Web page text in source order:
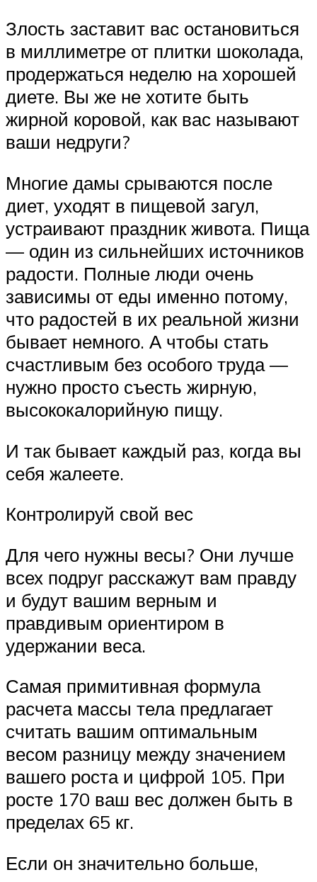
Злость заставит вас остановиться
в миллиметре от плитки шоколада,
продержаться неделю на хорошей
диете. Вы же не хотите быть
жирной коровой, как вас называют
ваши недруги?
Многие дамы срываются после
диет, уходят в пищевой загул,
устраивают праздник живота. Пища
— один из сильнейших источников
радости. Полные люди очень
зависимы от еды именно потому,
что радостей в их реальной жизни
бывает немного. А чтобы стать
счастливым без особого труда —
нужно просто съесть жирную,
высококалорийную пищу.
И так бывает каждый раз, когда вы
себя жалеете.
Контролируй свой вес
Для чего нужны весы? Они лучше
всех подруг расскажут вам правду
и будут вашим верным и
правдивым ориентиром в
удержании веса.
Самая примитивная формула
расчета массы тела предлагает
считать вашим оптимальным
весом разницу между значением
вашего роста и цифрой 105. При
росте 170 ваш вес должен быть в
пределах 65 кг.
Если он значительно больше,